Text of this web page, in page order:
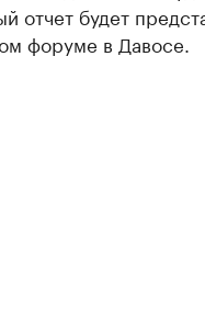
отчет будет
форуме в Давосе.